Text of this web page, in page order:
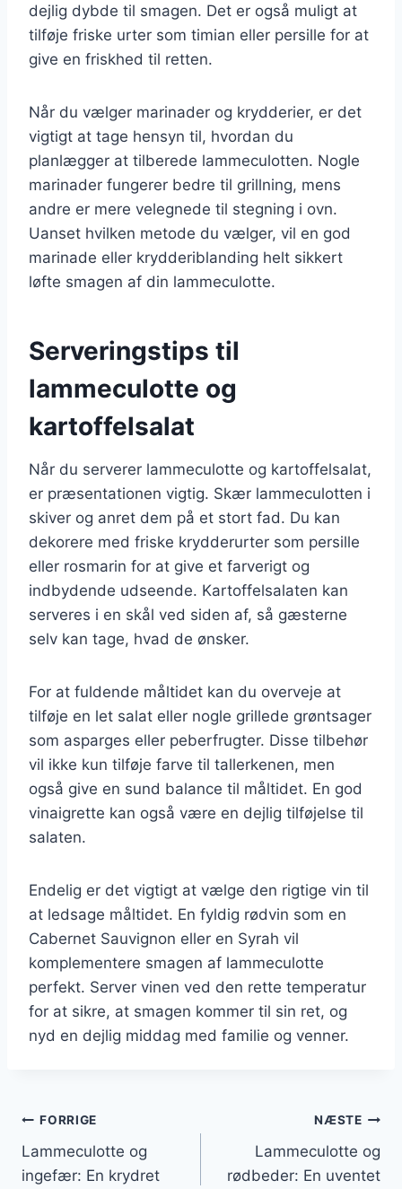
dejlig dybde til smagen. Det er også muligt at
tilføje friske urter som timian eller persille for at
give en friskhed til retten.
Når du vælger marinader og krydderier, er det
vigtigt at tage hensyn til, hvordan du
planlægger at tilberede lammeculotten. Nogle
marinader fungerer bedre til grillning, mens
andre er mere velegnede til stegning i ovn.
Uanset hvilken metode du vælger, vil en god
marinade eller krydderiblanding helt sikkert
løfte smagen af din lammeculotte.
Serveringstips til
lammeculotte og
kartoffelsalat
Når du serverer lammeculotte og kartoffelsalat,
er præsentationen vigtig. Skær lammeculotten i
skiver og anret dem på et stort fad. Du kan
dekorere med friske krydderurter som persille
eller rosmarin for at give et farverigt og
indbydende udseende. Kartoffelsalaten kan
serveres i en skål ved siden af, så gæsterne
selv kan tage, hvad de ønsker.
For at fuldende måltidet kan du overveje at
tilføje en let salat eller nogle grillede grøntsager
som asparges eller peberfrugter. Disse tilbehør
vil ikke kun tilføje farve til tallerkenen, men
også give en sund balance til måltidet. En god
vinaigrette kan også være en dejlig tilføjelse til
salaten.
Endelig er det vigtigt at vælge den rigtige vin til
at ledsage måltidet. En fyldig rødvin som en
Cabernet Sauvignon eller en Syrah vil
komplementere smagen af lammeculotte
perfekt. Server vinen ved den rette temperatur
for at sikre, at smagen kommer til sin ret, og
nyd en dejlig middag med familie og venner.
Indlægsnavigation
FORRIGE
Lammeculotte og
ingefær: En krydret
NÆSTE
Lammeculotte og
rødbeder: En uventet